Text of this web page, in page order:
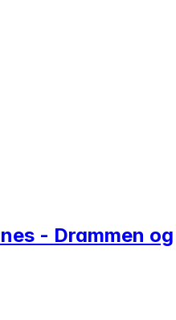
- Drammen og